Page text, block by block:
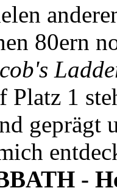
80ern
Platz 1
geprägt
-